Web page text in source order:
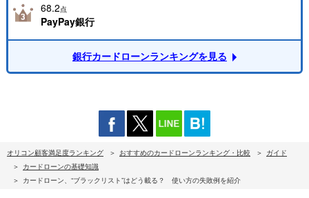
68.2点
PayPay銀行
銀行カードローンランキングを見る
オリコン顧客満足度ランキング おすすめのカードローンランキング・比較
ガイド
カードローンの基礎知識
カードローン、“ブラックリスト”はどう載る？ 使い方の失敗例を紹介